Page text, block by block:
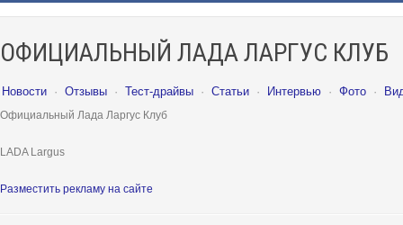
ОФИЦИАЛЬНЫЙ ЛАДА ЛАРГУС КЛУБ
Новости · Отзывы · Тест-драйвы · Статьи · Интервью · Фото ·
Официальный Лада Ларгус Клуб
LADA Largus
Разместить рекламу на сайте